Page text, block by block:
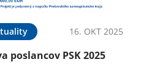
16. OKT 2025
poslancov PSK 2025